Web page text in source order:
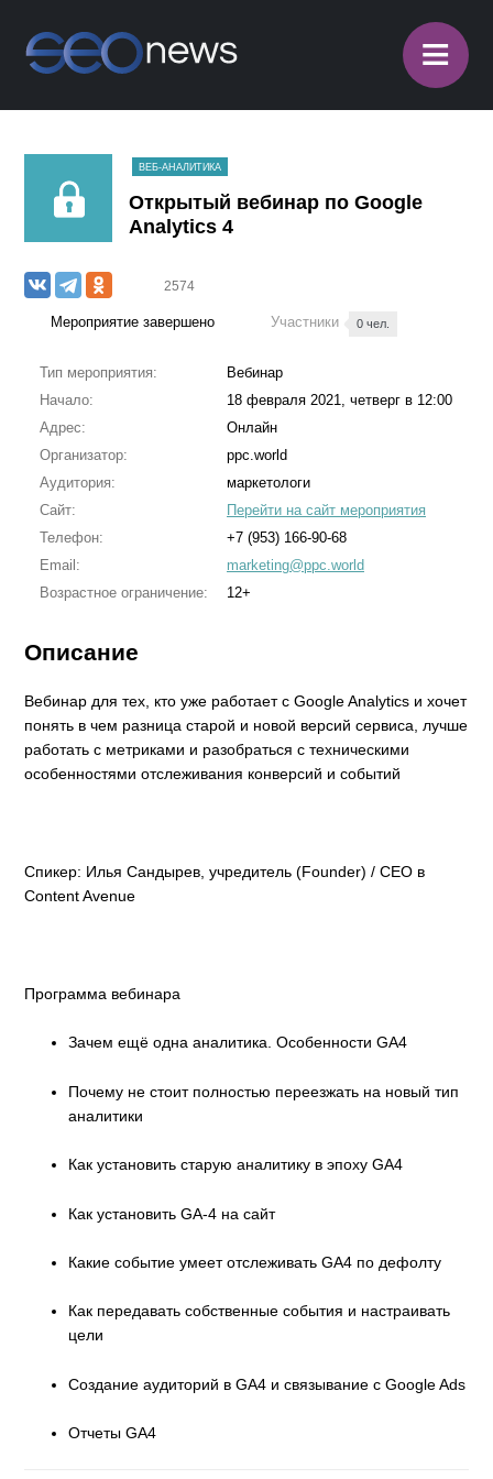
≡
ВЕБ-АНАЛИТИКА
Открытый вебинар по Google
Analytics 4
2574
Мероприятие завершено Участники 0 чел.
Тип мероприятия:
Вебинар
Начало:
18 февраля 2021, четверг в 12:00
Адрес:
Онлайн
Организатор:
ppc.world
Аудитория:
маркетологи
Сайт:
Перейти на сайт мероприятия
Телефон:
+7 (953) 166-90-68
Email:
marketing@ppc.world
Возрастное ограничение:
12+
Описание
Вебинар для тех, кто уже работает с Google Analytics и хочет
понять в чем разница старой и новой версий сервиса, лучше
работать с метриками и разобраться с техническими
особенностями отслеживания конверсий и событий
Спикер: Илья Сандырев, учредитель (Founder) / СЕО в
Content Avenue
Программа вебинара
Зачем ещё одна аналитика. Особенности GA4
Почему не стоит полностью переезжать на новый тип
аналитики
Как установить старую аналитику в эпоху GA4
Как установить GA-4 на сайт
Какие событие умеет отслеживать GA4 по дефолту
Как передавать собственные события и настраивать
цели
Создание аудиторий в GA4 и связывание с Google Ads
Отчеты GA4